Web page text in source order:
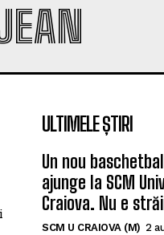
ULTIMELE ȘTIRI
Un nou
ajunge la SCM
Craiova. Nu e
SCM U CRAIOVA (M) 2